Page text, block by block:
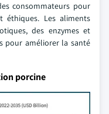
consommateurs pour
éthiques. Les aliments
des enzymes et
pour améliorer la santé
porcine